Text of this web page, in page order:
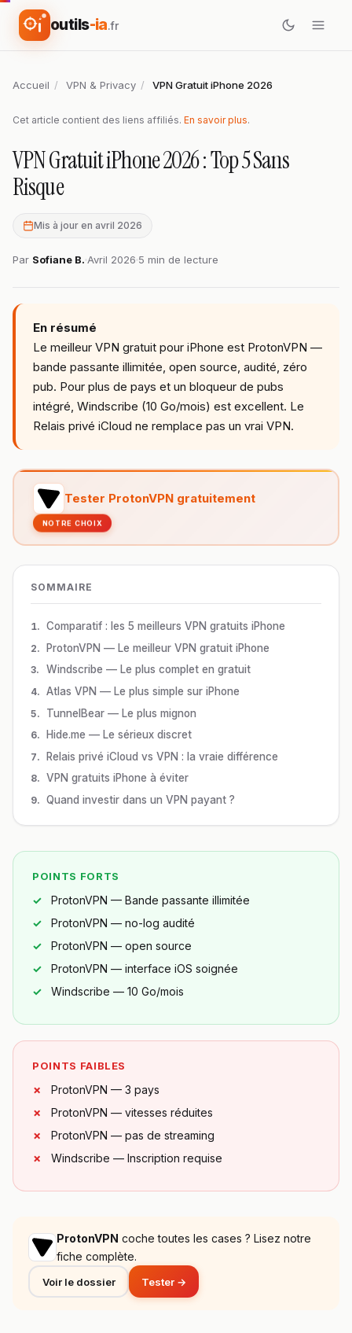
outils-ia.fr
Accueil / VPN & Privacy / VPN Gratuit iPhone 2026
Cet article contient des liens affiliés. En savoir plus.
VPN Gratuit iPhone 2026 : Top 5 Sans
Risque
Mis à jour en avril 2026
Par Sofiane B. Avril 2026 5 min de lecture
En résumé
Le meilleur VPN gratuit pour iPhone est ProtonVPN —
bande passante illimitée, open source, audité, zéro
pub. Pour plus de pays et un bloqueur de pubs
intégré, Windscribe (10 Go/mois) est excellent. Le
Relais privé iCloud ne remplace pas un vrai VPN.
Tester ProtonVPN gratuitement
NOTRE CHOIX
SOMMAIRE
Comparatif : les 5 meilleurs VPN gratuits iPhone
ProtonVPN — Le meilleur VPN gratuit iPhone
Windscribe — Le plus complet en gratuit
Atlas VPN — Le plus simple sur iPhone
TunnelBear — Le plus mignon
Hide.me — Le sérieux discret
Relais privé iCloud vs VPN : la vraie différence
VPN gratuits iPhone à éviter
Quand investir dans un VPN payant ?
POINTS FORTS
ProtonVPN — Bande passante illimitée
ProtonVPN — no-log audité
ProtonVPN — open source
ProtonVPN — interface iOS soignée
Windscribe — 10 Go/mois
POINTS FAIBLES
ProtonVPN — 3 pays
ProtonVPN — vitesses réduites
ProtonVPN — pas de streaming
Windscribe — Inscription requise
ProtonVPN coche toutes les cases ? Lisez notre
fiche complète.
Voir le dossier Tester →